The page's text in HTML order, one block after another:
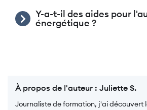
Y-a-t-il des aides pour
énergétique ?
À propos de l'auteur : Juliette S.
Journaliste de formation, j'ai découvert